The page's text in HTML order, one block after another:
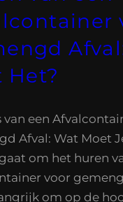
Het?
van een
Afval: Wat Moet
om het huren
voor
om op de